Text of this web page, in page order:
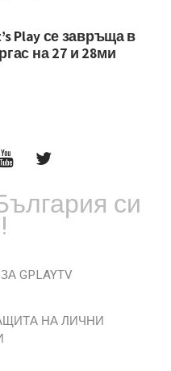
Play се завръща в
на 27 и 28ми
си
ЗА GPLAYTV
НА ЛИЧНИ